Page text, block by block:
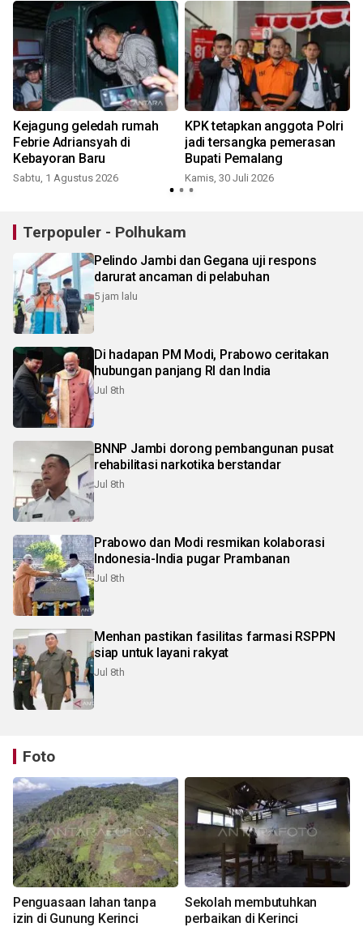
Kejagung geledah rumah
Febrie Adriansyah di
Kebayoran Baru
Sabtu, 1 Agustus 2026
KPK tetapkan anggota Polri
jadi tersangka pemerasan
Bupati Pemalang
Kamis, 30 Juli 2026
Terpopuler - Polhukam
Pelindo Jambi dan Gegana uji respons
darurat ancaman di pelabuhan
5 jam lalu
Di hadapan PM Modi, Prabowo ceritakan
hubungan panjang RI dan India
Jul 8th
BNNP Jambi dorong pembangunan pusat
rehabilitasi narkotika berstandar
Jul 8th
Prabowo dan Modi resmikan kolaborasi
Indonesia-India pugar Prambanan
Jul 8th
Menhan pastikan fasilitas farmasi RSPPN
siap untuk layani rakyat
Jul 8th
Foto
Penguasaan lahan tanpa
izin di Gunung Kerinci
Sekolah membutuhkan
perbaikan di Kerinci